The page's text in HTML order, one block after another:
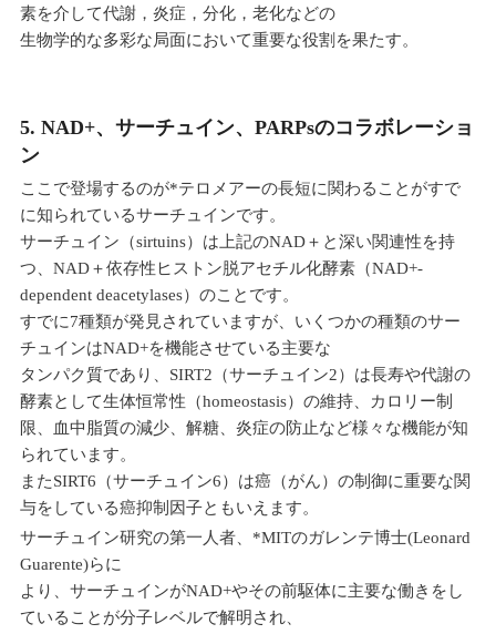
素を介して代謝，炎症，分化，老化などの
生物学的な多彩な局面において重要な役割を果たす。
5. NAD+、サーチュイン、PARPsのコラボレーショ
ン
ここで登場するのが*テロメアーの長短に関わることがすで
に知られているサーチュインです。
サーチュイン（sirtuins）は上記のNAD＋と深い関連性を持
つ、NAD＋依存性ヒストン脱アセチル化酵素（NAD+-
dependent deacetylases）のことです。
すでに7種類が発見されていますが、いくつかの種類のサー
チュインはNAD+を機能させている主要な
タンパク質であり、SIRT2（サーチュイン2）は長寿や代謝の
酵素として生体恒常性（homeostasis）の維持、カロリー制
限、血中脂質の減少、解糖、炎症の防止など様々な機能が知
られています。
またSIRT6（サーチュイン6）は癌（がん）の制御に重要な関
与をしている癌抑制因子ともいえます。
サーチュイン研究の第一人者、*MITのガレンテ博士(Leonard
Guarente)らに
より、サーチュインがNAD+やその前駆体に主要な働きをし
ていることが分子レベルで解明され、